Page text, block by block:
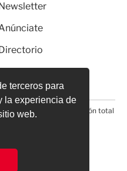
terceros para
la experiencia de
web.
Newsletter
Directorio
Prohibida la reproducción total
medio electrónico*